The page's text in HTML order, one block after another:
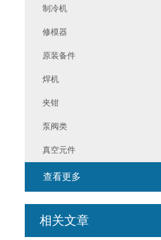
制冷机
修模器
原装备件
焊机
夹钳
泵阀类
真空元件
查看更多
相关文章